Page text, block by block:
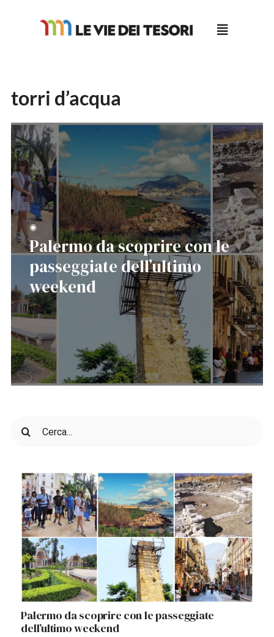
torri d’acqua
◉
Palermo da scoprire con le
passeggiate dell’ultimo
weekend
per:
Palermo da scoprire con le passeggiate
dell’ultimo weekend